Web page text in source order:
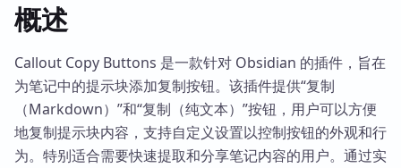
概述
Callout Copy Buttons 是一款针对 Obsidian 的插件，旨在
为笔记中的提示块添加复制按钮。该插件提供“复制
（Markdown）”和“复制（纯文本）”按钮，用户可以方便
地复制提示块内容，支持自定义设置以控制按钮的外观和行
为。特别适合需要快速提取和分享笔记内容的用户。通过实